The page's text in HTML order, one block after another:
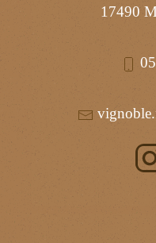
17490